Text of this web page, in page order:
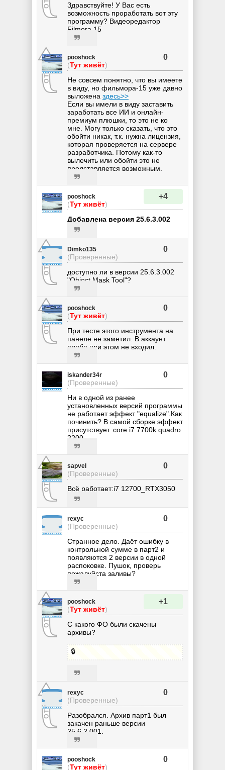
Здравствуйте! У Вас есть
возможность проработать вот эту
программу? Видеоредактор
Filmora 15
pooshock
(Тут живёт)
0
Не совсем понятно, что вы имеете
в виду, но фильмора-15 уже давно
выложена здесь>>
Если вы имели в виду заставить
заработать все ИИ и онлайн-
премиум плюшки, то это не ко
мне. Могу только сказать, что это
обойти никак, т.к. нужна лицензия,
которая проверяется на сервере
разработчика. Потому как-то
вылечить или обойти это не
представляется возможным.
pooshock
(Тут живёт)
+4
Добавлена версия 25.6.3.002
Dimko135
(Проверенные)
0
доступно ли в версии 25.6.3.002
"Object Mask Tool"?
pooshock
(Тут живёт)
0
При тесте этого инструмента на
панеле не заметил. В аккаунт
адоба при этом не входил.
iskander34r
(Проверенные)
0
Ни в одной из ранее
установленных версий программы
не работает эффект "equalize".Как
починить? В самой сборке эффект
присутствует. core i7 7700k quadro
2200
sapvel
(Проверенные)
0
Всё работает:i7 12700_RTX3050
rexyc
(Проверенные)
0
Странное дело. Даёт ошибку в
контрольной сумме в парт2 и
появляются 2 версии в одной
распоковке. Пушок, проверь
пожалуйста заливы?
pooshock
(Тут живёт)
+1
С какого ФО были скачены
архивы?
🔒
rexyc
(Проверенные)
0
Разобрался. Архив парт1 был
закачен раньше версии
25.6.2.001.
pooshock
(Тут живёт)
0